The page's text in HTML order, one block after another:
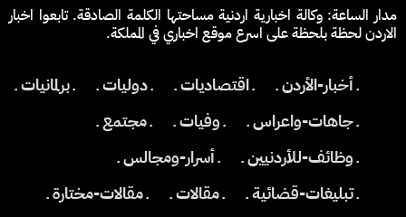
مدار الساعة: وكالة اخبارية اردنية مساحتها الكلمة الصادقة. تابعوا اخبار
الاردن لحظة بلحظة على اسرع موقع اخباري في المملكة.
ـ أخبار-الأردن ـ ـ اقتصاديات ـ ـ دوليات ـ
ـ برلمانيات ـ
ـ جاهات-واعراس ـ
ـ وفيات ـ
ـ مجتمع ـ
ـ وظائف-للأردنيين ـ
ـ أسرار-ومجالس ـ
ـ تبليغات-قضائية ـ
ـ مقالات ـ
ـ مقالات-مختارة ـ